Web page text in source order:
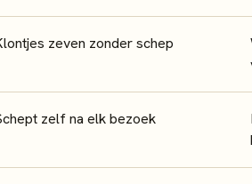
zeven zonder schep
zelf na elk bezoek